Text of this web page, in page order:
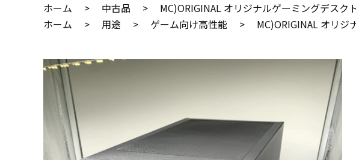
ホーム
> 中古品 >
MC)ORIGINAL オリジナルゲーミングデス
ホーム
> 用途 > ゲーム向け高性能 > MC)ORIGINAL オリ